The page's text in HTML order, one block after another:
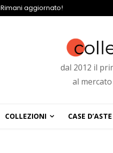
Rimani aggiornato!
dal 2012 il
al
COLLEZIONI CASE D’ASTE